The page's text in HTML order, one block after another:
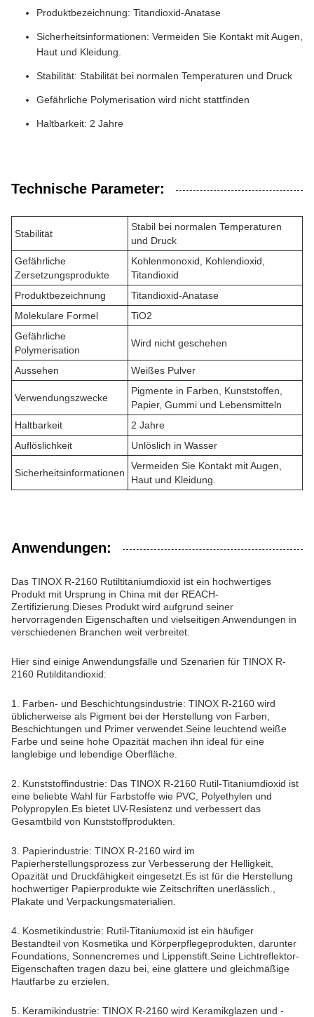
Produktbezeichnung: Titandioxid-Anatase
Sicherheitsinformationen: Vermeiden Sie Kontakt mit Augen,
Haut und Kleidung.
Stabilität: Stabilität bei normalen Temperaturen und Druck
Gefährliche Polymerisation wird nicht stattfinden
Haltbarkeit: 2 Jahre
Technische Parameter:
Stabilität
Stabil bei normalen Temperaturen
und Druck
Gefährliche
Zersetzungsprodukte
Kohlenmonoxid, Kohlendioxid,
Titandioxid
Produktbezeichnung
Titandioxid-Anatase
Molekulare Formel
TiO2
Gefährliche
Polymerisation
Wird nicht geschehen
Aussehen Weißes Pulver
Verwendungszwecke
Pigmente in Farben, Kunststoffen,
Papier, Gummi und Lebensmitteln
Haltbarkeit
2 Jahre
Auflöslichkeit
Unlöslich in Wasser
Sicherheitsinformationen
Vermeiden Sie Kontakt mit Augen,
Haut und Kleidung.
Anwendungen:
Das TINOX R-2160 Rutiltitaniumdioxid ist ein hochwertiges
Produkt mit Ursprung in China mit der REACH-
Zertifizierung.Dieses Produkt wird aufgrund seiner
hervorragenden Eigenschaften und vielseitigen Anwendungen in
verschiedenen Branchen weit verbreitet.
Hier sind einige Anwendungsfälle und Szenarien für TINOX R-
2160 Rutilditandioxid:
1. Farben- und Beschichtungsindustrie: TINOX R-2160 wird
üblicherweise als Pigment bei der Herstellung von Farben,
Beschichtungen und Primer verwendet.Seine leuchtend weiße
Farbe und seine hohe Opazität machen ihn ideal für eine
langlebige und lebendige Oberfläche.
2. Kunststoffindustrie: Das TINOX R-2160 Rutil-Titaniumdioxid ist
eine beliebte Wahl für Farbstoffe wie PVC, Polyethylen und
Polypropylen.Es bietet UV-Resistenz und verbessert das
Gesamtbild von Kunststoffprodukten.
3. Papierindustrie: TINOX R-2160 wird im
Papierherstellungsprozess zur Verbesserung der Helligkeit,
Opazität und Druckfähigkeit eingesetzt.Es ist für die Herstellung
hochwertiger Papierprodukte wie Zeitschriften unerlässlich.,
Plakate und Verpackungsmaterialien.
4. Kosmetikindustrie: Rutil-Titaniumoxid ist ein häufiger
Bestandteil von Kosmetika und Körperpflegeprodukten, darunter
Foundations, Sonnencremes und Lippenstift.Seine Lichtreflektor-
Eigenschaften tragen dazu bei, eine glattere und gleichmäßige
Hautfarbe zu erzielen.
5. Keramikindustrie: TINOX R-2160 wird Keramikglazen und -